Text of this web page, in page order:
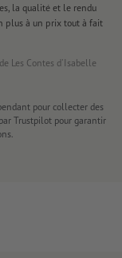
la qualité et le rendu
plus à un prix tout à fait
de Les Contes d'Isabelle
pour collecter des
Trustpilot pour garantir